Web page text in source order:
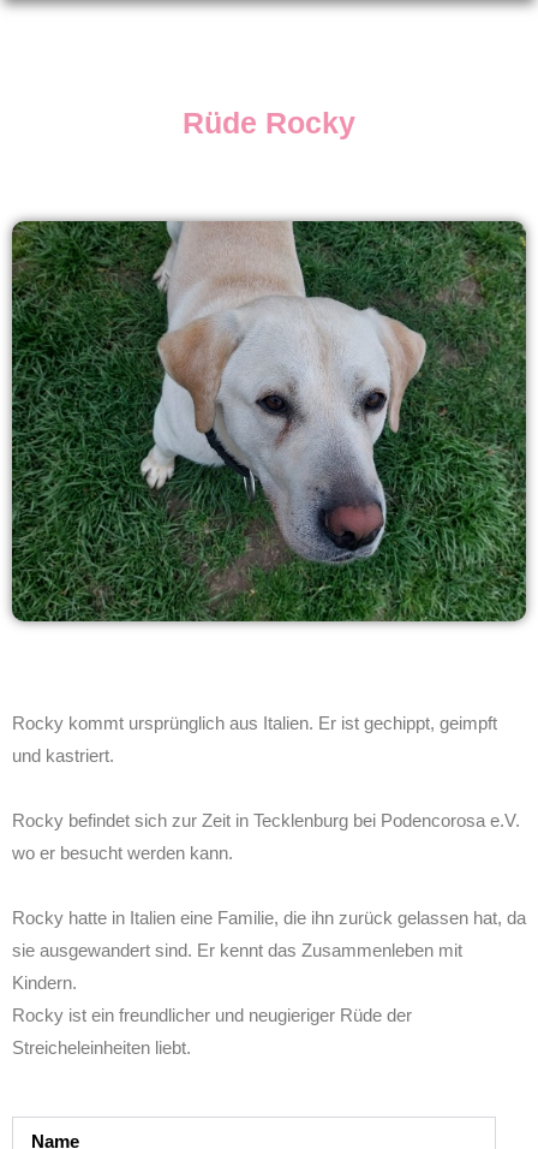
Rüde Rocky
Rocky kommt ursprünglich aus Italien. Er ist gechippt, geimpft
und kastriert.
Rocky befindet sich zur Zeit in Tecklenburg bei Podencorosa e.V.
wo er besucht werden kann.
Rocky hatte in Italien eine Familie, die ihn zurück gelassen hat, da
sie ausgewandert sind. Er kennt das Zusammenleben mit
Kindern.
Rocky ist ein freundlicher und neugieriger Rüde der
Streicheleinheiten liebt.
Name